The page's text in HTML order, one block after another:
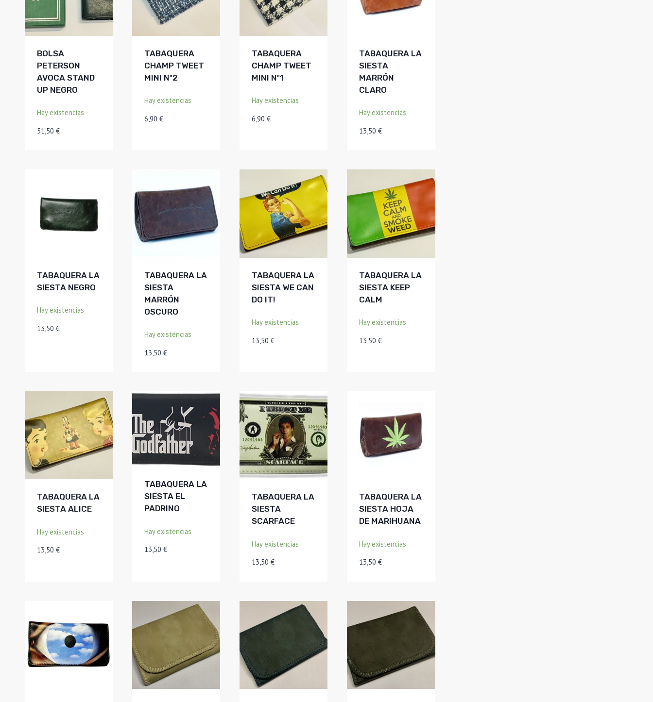
BOLSA
PETERSON
AVOCA STAND
UP NEGRO
Hay existencias
51,50 €
TABAQUERA
CHAMP TWEET
MINI Nº2
Hay existencias
6,90 €
TABAQUERA
CHAMP TWEET
MINI Nº1
Hay existencias
6,90 €
TABAQUERA LA
SIESTA
MARRÓN
CLARO
Hay existencias
13,50 €
TABAQUERA LA
SIESTA NEGRO
Hay existencias
13,50 €
TABAQUERA LA
SIESTA
MARRÓN
OSCURO
Hay existencias
13,50 €
TABAQUERA LA
SIESTA WE CAN
DO IT!
Hay existencias
13,50 €
TABAQUERA LA
SIESTA KEEP
CALM
Hay existencias
13,50 €
TABAQUERA LA
SIESTA ALICE
Hay existencias
13,50 €
TABAQUERA LA
SIESTA EL
PADRINO
Hay existencias
13,50 €
TABAQUERA LA
SIESTA
SCARFACE
Hay existencias
13,50 €
TABAQUERA LA
SIESTA HOJA
DE MARIHUANA
Hay existencias
13,50 €